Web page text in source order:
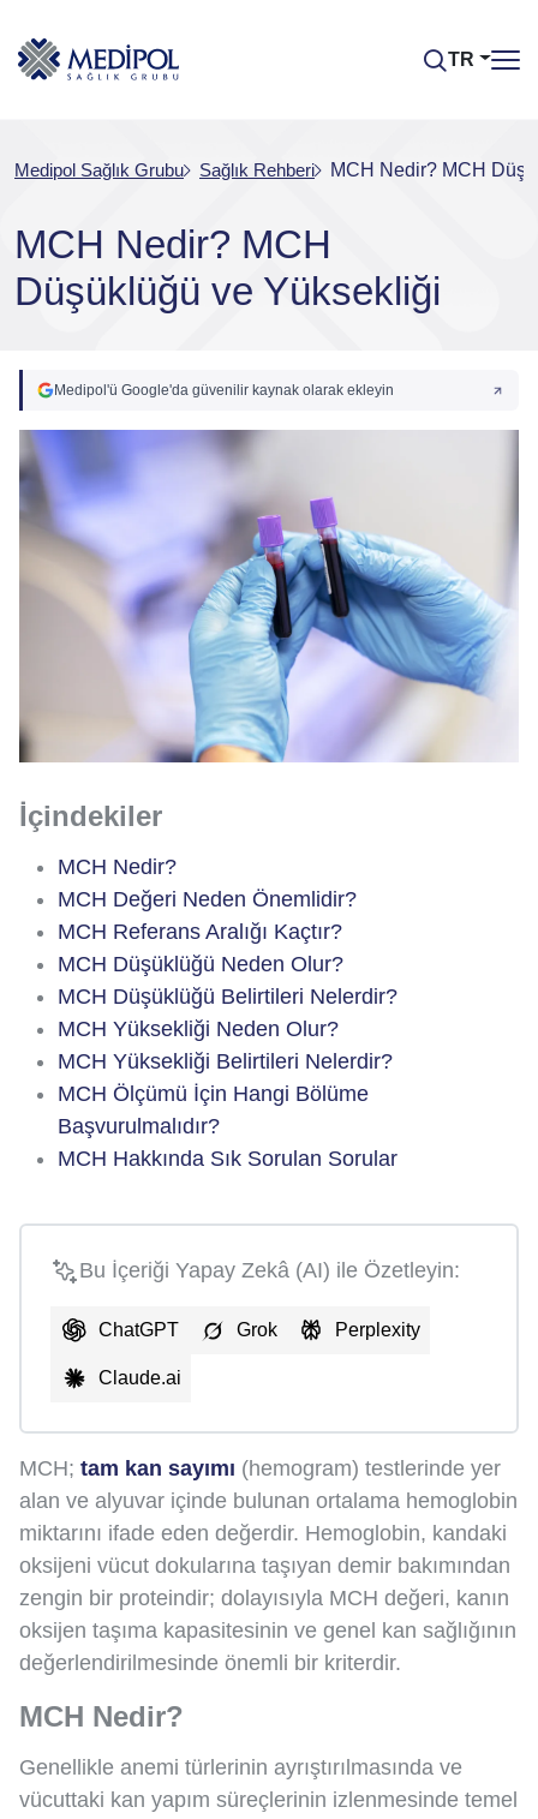
TR
Medipol Sağlık Grubu Sağlık Rehberi MCH Nedir? MCH
MCH Nedir? MCH
Düşüklüğü ve Yüksekliği
Medipol'ü Google'da güvenilir kaynak olarak ekleyin
İçindekiler
MCH Nedir?
MCH Değeri Neden Önemlidir?
MCH Referans Aralığı Kaçtır?
MCH Düşüklüğü Neden Olur?
MCH Düşüklüğü Belirtileri Nelerdir?
MCH Yüksekliği Neden Olur?
MCH Yüksekliği Belirtileri Nelerdir?
MCH Ölçümü İçin Hangi Bölüme
Başvurulmalıdır?
MCH Hakkında Sık Sorulan Sorular
Bu İçeriği Yapay Zekâ (AI) ile Özetleyin:
ChatGPT Grok Perplexity
Claude.ai
MCH; tam kan sayımı (hemogram) testlerinde yer
alan ve alyuvar içinde bulunan ortalama hemoglobin
miktarını ifade eden değerdir. Hemoglobin, kandaki
oksijeni vücut dokularına taşıyan demir bakımından
zengin bir proteindir; dolayısıyla MCH değeri, kanın
oksijen taşıma kapasitesinin ve genel kan sağlığının
değerlendirilmesinde önemli bir kriterdir.
MCH Nedir?
Genellikle anemi türlerinin ayrıştırılmasında ve
vücuttaki kan yapım süreçlerinin izlenmesinde temel